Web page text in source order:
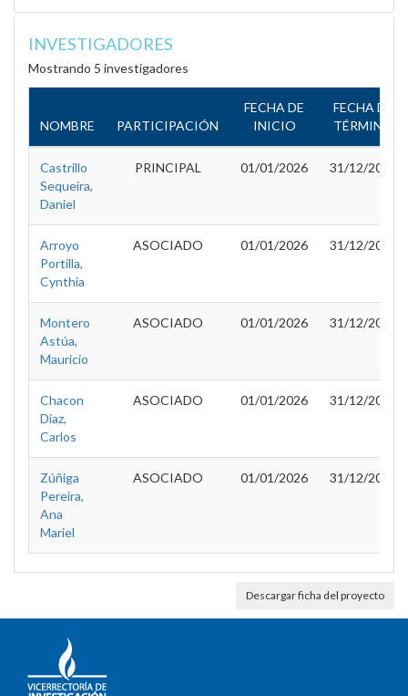
INVESTIGADORES
Mostrando 5 investigadores
NOMBRE PARTICIPACIÓN
FECHA DE
INICIO
FECHA DE
TÉRMINO
Castrillo
Sequeira,
Daniel
PRINCIPAL 01/01/2026 31/12/2027
Arroyo
Portilla,
Cynthia
ASOCIADO 01/01/2026 31/12/2027
Montero
Astúa,
Mauricio
ASOCIADO 01/01/2026 31/12/2027
Chacon
Diaz,
Carlos
ASOCIADO 01/01/2026 31/12/2027
Zúñiga
Pereira,
Ana
Mariel
ASOCIADO 01/01/2026 31/12/2027
Descargar ficha del proyecto